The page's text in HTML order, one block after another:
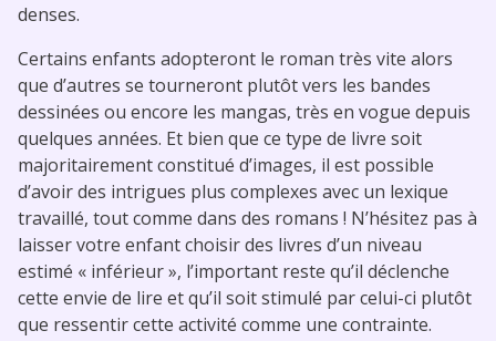
denses.
Certains enfants adopteront le roman très vite alors
que d’autres se tourneront plutôt vers les bandes
dessinées ou encore les mangas, très en vogue depuis
quelques années. Et bien que ce type de livre soit
majoritairement constitué d’images, il est possible
d’avoir des intrigues plus complexes avec un lexique
travaillé, tout comme dans des romans ! N’hésitez pas à
laisser votre enfant choisir des livres d’un niveau
estimé « inférieur », l’important reste qu’il déclenche
cette envie de lire et qu’il soit stimulé par celui-ci plutôt
que ressentir cette activité comme une contrainte.